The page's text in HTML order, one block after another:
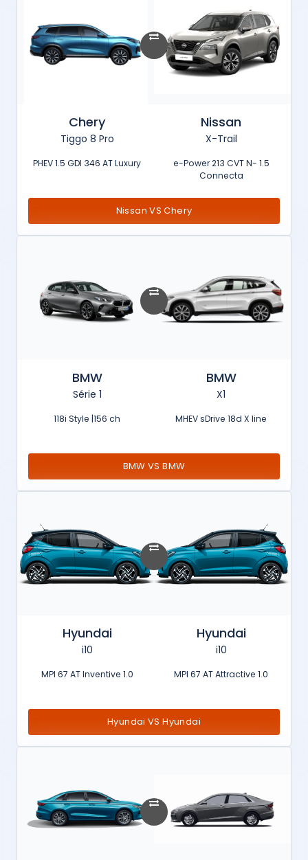
Nissan
X-Trail
1.5 e-Power 213 CVT N-
Connecta
Chery
Tiggo 8 Pro
PHEV 1.5 GDI 346 AT Luxury
Nissan VS Chery
BMW
X1
MHEV sDrive 18d X line
BMW
Série 1
118i Style |156 ch
BMW VS BMW
Hyundai
i10
1.0 MPI 67 AT Attractive
Hyundai
i10
1.0 MPI 67 AT Inventive
Hyundai VS Hyundai